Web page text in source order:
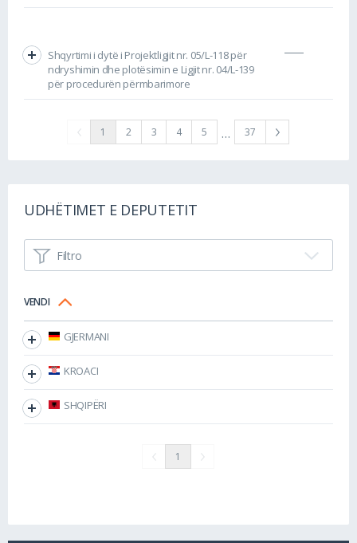
Shqyrtimi i dytë i Projektligjit nr. 05/L-118 për
ndryshimin dhe plotësimin e Ligjit nr. 04/L-139
për procedurën përmbarimore
1 2 3 4 5 … 37
UDHËTIMET E DEPUTETIT
Filtro
VENDI
GJERMANI
KROACI
SHQIPËRI
1